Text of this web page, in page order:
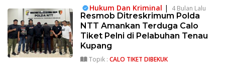
Hukum Dan Kriminal | 4 Bulan Lalu
Resmob Ditreskrimum Polda
NTT Amankan Terduga Calo
Tiket Pelni di Pelabuhan Tenau
Kupang
Topik : CALO TIKET DIBEKUK